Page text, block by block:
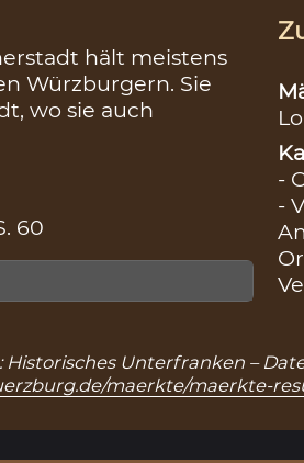
hält meistens
Würzburgern. Sie
wo sie auch
60
-
-
Historisches Unterfranken –
maerkte/maerkte-